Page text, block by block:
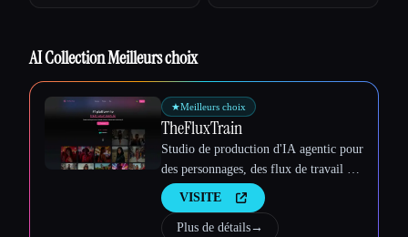
AI Collection Meilleurs choix
★Meilleurs choix
TheFluxTrain
Studio de production d'IA agentic pour
des personnages, des flux de travail et
des vidéos cohérents
VISITE
Plus de détails→